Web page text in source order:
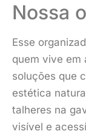
Nossa
Esse
quem vive em
soluções que
estética
talheres na
visível e